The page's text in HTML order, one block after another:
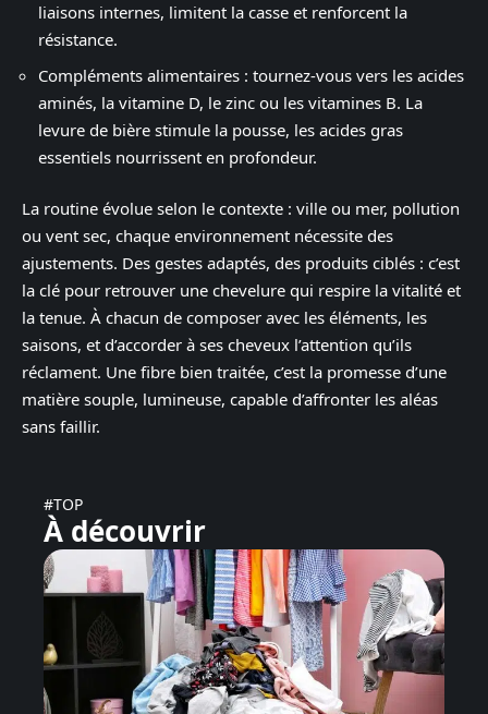
liaisons internes, limitent la casse et renforcent la
résistance.
Compléments alimentaires : tournez-vous vers les acides
aminés, la vitamine D, le zinc ou les vitamines B. La
levure de bière stimule la pousse, les acides gras
essentiels nourrissent en profondeur.
La routine évolue selon le contexte : ville ou mer, pollution
ou vent sec, chaque environnement nécessite des
ajustements. Des gestes adaptés, des produits ciblés : c’est
la clé pour retrouver une chevelure qui respire la vitalité et
la tenue. À chacun de composer avec les éléments, les
saisons, et d’accorder à ses cheveux l’attention qu’ils
réclament. Une fibre bien traitée, c’est la promesse d’une
matière souple, lumineuse, capable d’affronter les aléas
sans faillir.
#TOP
À découvrir